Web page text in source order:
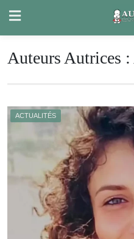
content
Auteurs Autrices :
ACTUALITÉS